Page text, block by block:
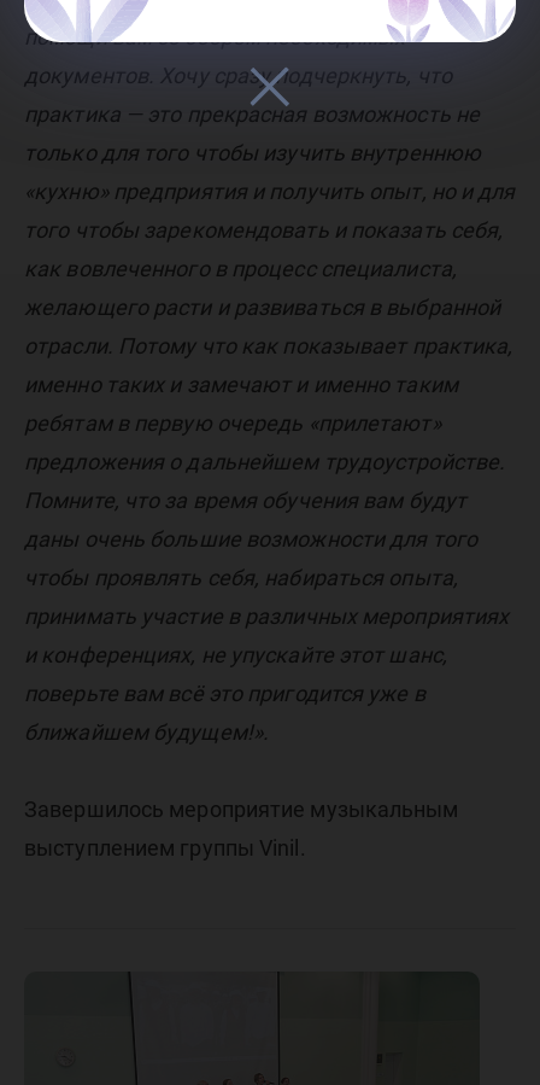
помощи вам со сбором необходимых
документов. Хочу сразу подчеркнуть, что
практика — это прекрасная возможность не
только для того чтобы изучить внутреннюю
«кухню» предприятия и получить опыт, но и для
того чтобы зарекомендовать и показать себя,
как вовлеченного в процесс специалиста,
желающего расти и развиваться в выбранной
отрасли. Потому что как показывает практика,
именно таких и замечают и именно таким
ребятам в первую очередь «прилетают»
предложения о дальнейшем трудоустройстве.
Помните, что за время обучения вам будут
даны очень большие возможности для того
чтобы проявлять себя, набираться опыта,
принимать участие в различных мероприятиях
и конференциях, не упускайте этот шанс,
поверьте вам всё это пригодится уже в
ближайшем будущем!».
Завершилось мероприятие музыкальным
выступлением группы Vinil.